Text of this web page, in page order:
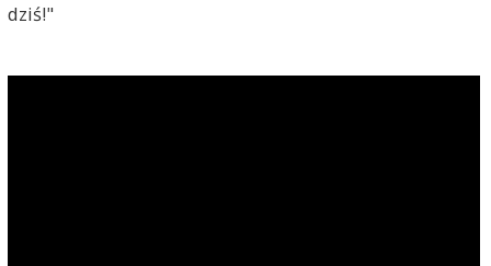
dziś!"